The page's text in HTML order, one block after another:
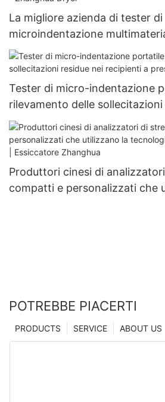
La migliore azienda di tester di
microindentazione
misurazione della resistenza e
Zhanghua Dryer
Tester di micro-indentazione
rilevamento delle sollecitazioni
recipienti a pressione
Produttori cinesi di
compatti e personalizzati che
POTREBBE PIACERTI
ABOUT US
SERVICE
PRODUCTS